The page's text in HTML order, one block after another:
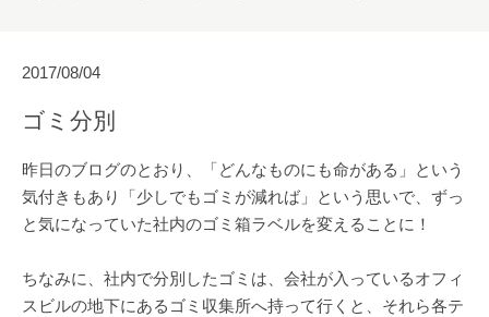
2017/08/04
ゴミ分別
昨日のブログのとおり、「どんなものにも命がある」という
気付きもあり「少しでもゴミが減れば」という思いで、ずっ
と気になっていた社内のゴミ箱ラベルを変えることに！
ちなみに、社内で分別したゴミは、会社が入っているオフィ
スビルの地下にあるゴミ収集所へ持って行くと、それら各テ